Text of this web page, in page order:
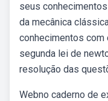
seus
da mecânica
conhecimentos
segunda lei de
resolução das
Webno caderno de